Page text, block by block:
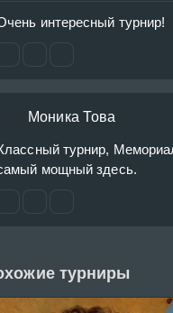
интересный турнир!
᠌Моника Това
турнир,
мощный здесь.
турниры